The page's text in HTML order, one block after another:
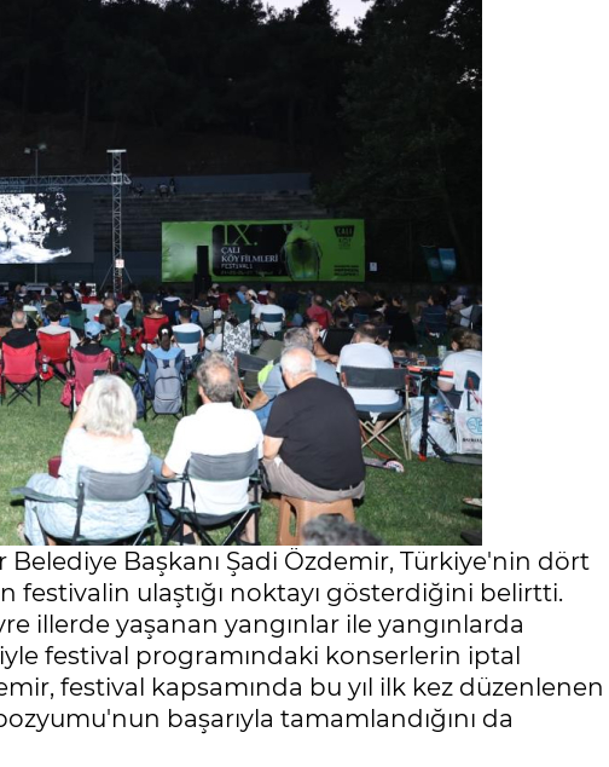
Belediye Başkanı Şadi Özdemir, Türkiye'nin dört
festivalin ulaştığı noktayı gösterdiğini belirtti.
illerde yaşanan yangınlar ile yangınlarda
festival programındaki konserlerin iptal
festival kapsamında bu yıl ilk kez düzenlenen
başarıyla tamamlandığını da